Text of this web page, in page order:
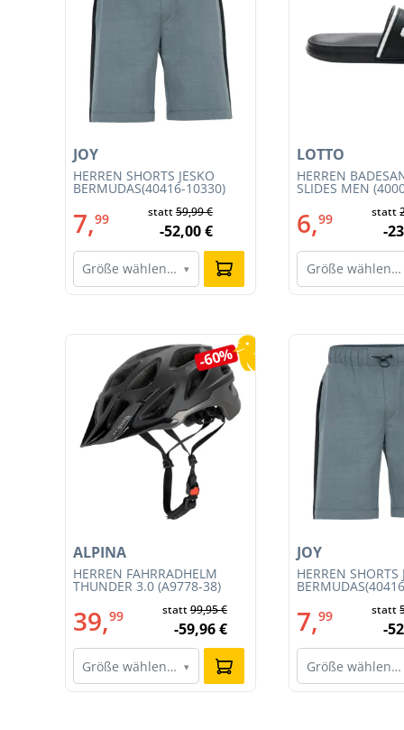
HERREN SHORTS JESKO
BERMUDAS(40416-10330)
JOY
7,99 statt59,99 €
-52,00 €
Größe wählen… ▾
HERREN
SLIDES MEN
LOTTO
6,99 statt
-
Größe wählen…
Produktgalerie überspringen
-60%
HERREN FAHRRADHELM
THUNDER 3.0 (A9778-38)
ALPINA
39,99 statt99,95 €
-59,96 €
Größe wählen… ▾
HERREN SHORTS
JOY
7,99 statt
-
Größe wählen…